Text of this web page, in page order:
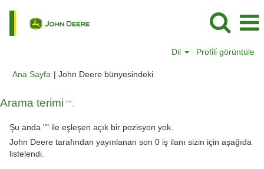
Dil Profi̇li̇ görüntüle
Ana Sayfa | John Deere bünyesindeki(mevcut
Arama terimi "".
Şu anda "" ile eşleşen açık bir pozisyon yok.
John Deere tarafından yayınlanan son 0 iş ilanı sizin için aşağıda
listelendi.